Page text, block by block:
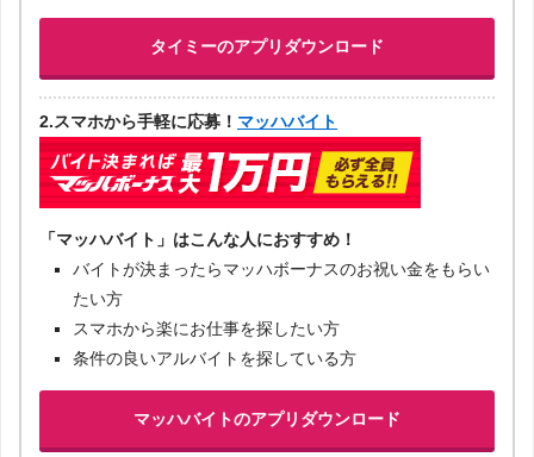
タイミーのアプリダウンロード
2.スマホから手軽に応募！ マッハバイト
「マッハバイト」はこんな人におすすめ！
バイトが決まったらマッハボーナスのお祝い金をもらい
たい方
スマホから楽にお仕事を探したい方
条件の良いアルバイトを探している方
マッハバイトのアプリダウンロード